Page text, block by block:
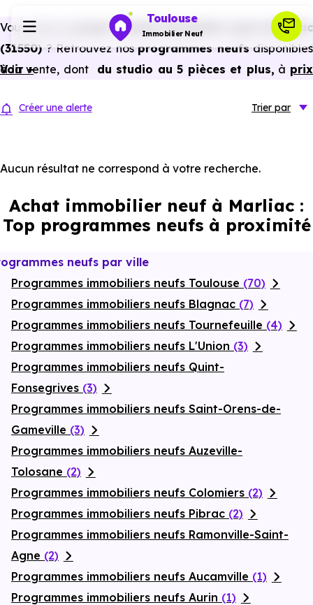
Toulouse
Immobilier Neuf
Investir
Actualités
Ressources
Financer
Vous avez un
projet d’achat immobilier neuf à Marliac
(31550) ? Retrouvez nos programmes neufs disponibles
à la vente, dont
du studio au 5 pièces et plus, à prix
avantages du neuf :PTZ, TVA réduitedans certains cas,
énergétiques, garanties constructeur, etc.
Voir +
Créer une alerte Trier par
Aucun résultat ne correspond à votre recherche.
Achat immobilier neuf à Marliac :
Top programmes neufs à proximité
neufs par ville
Programmes immobiliers neufs Toulouse (70)
Programmes immobiliers neufs Blagnac (7)
Programmes immobiliers neufs Tournefeuille (4)
Programmes immobiliers neufs L'Union (3)
Programmes immobiliers neufs Quint-
Fonsegrives (3)
Programmes immobiliers neufs Saint-Orens-de-
Gameville (3)
Programmes immobiliers neufs Auzeville-
Tolosane (2)
Programmes immobiliers neufs Colomiers (2)
Programmes immobiliers neufs Pibrac (2)
Programmes immobiliers neufs Ramonville-Saint-
Agne (2)
Programmes immobiliers neufs Aucamville (1)
Programmes immobiliers neufs Aurin (1)